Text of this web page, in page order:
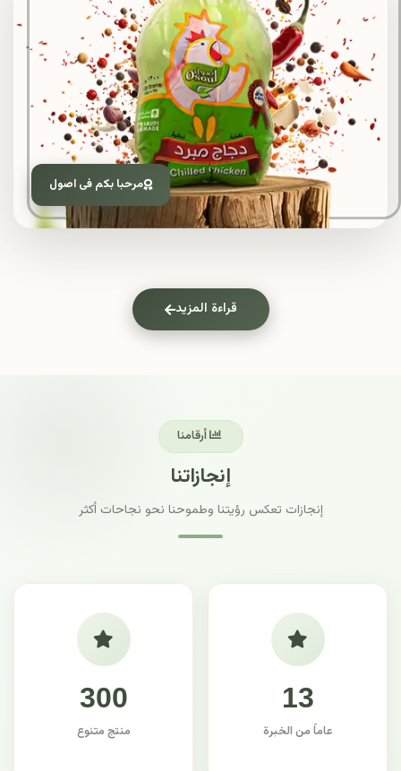
مرحبا بكم فى اصول
قراءة المزيد
أرقامنا
إنجازاتنا
إنجازات تعكس رؤيتنا وطموحنا نحو نجاحات أكثر
13
عاماً من الخبرة
300
منتج متنوع